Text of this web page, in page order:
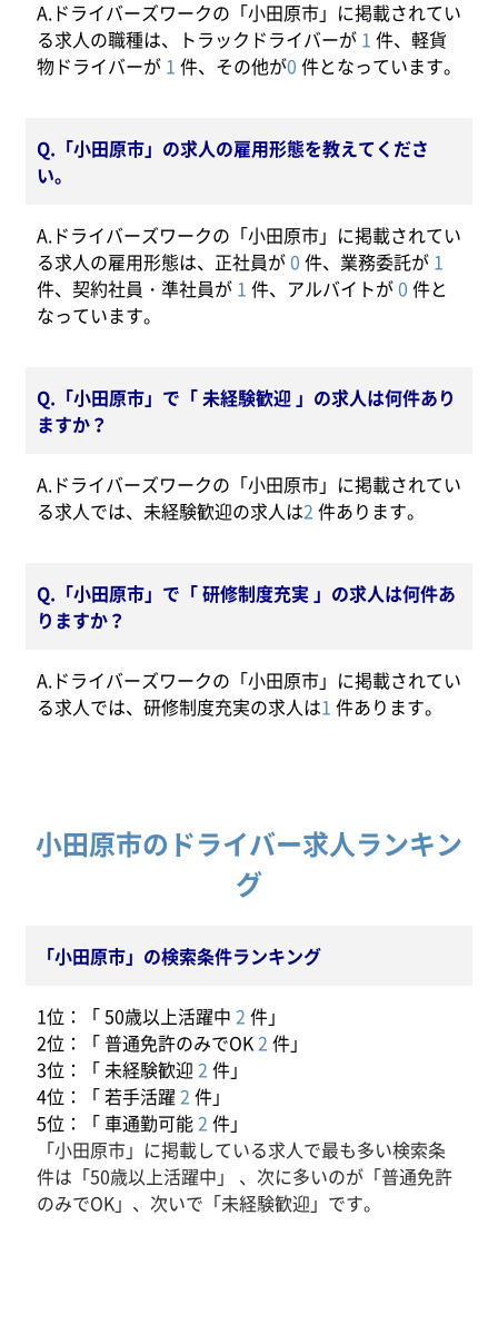
A.ドライバーズワークの「小田原市」に掲載されてい
る求人の職種は、トラックドライバーが 1 件、軽貨
物ドライバーが 1 件、その他が0 件となっています。
Q.「小田原市」の求人の雇用形態を教えてくださ
い。
A.ドライバーズワークの「小田原市」に掲載されてい
る求人の雇用形態は、正社員が0 件、業務委託が 1
件、契約社員・準社員が 1 件、アルバイトが0 件と
なっています。
Q.「小田原市」で「 未経験歓迎 」の求人は何件あり
ますか？
A.ドライバーズワークの「小田原市」に掲載されてい
る求人では、未経験歓迎の求人は2 件あります。
Q.「小田原市」で「 研修制度充実 」の求人は何件あ
りますか？
A.ドライバーズワークの「小田原市」に掲載されてい
る求人では、研修制度充実の求人は1 件あります。
小田原市のドライバー求人ランキン
グ
「小田原市」の検索条件ランキング
1位：「 50歳以上活躍中 2 件」
2位：「 普通免許のみでOK2 件」
3位：「 未経験歓迎 2 件」
4位：「 若手活躍 2 件」
5位：「 車通勤可能2 件」
「小田原市」に掲載している求人で最も多い検索条
件は「50歳以上活躍中」 、次に多いのが「普通免許
のみでOK」、次いで「未経験歓迎」です。